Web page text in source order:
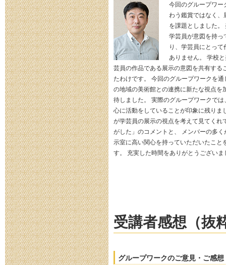
今回のグループワー
わう鑑賞ではなく
を課題としました。
学芸員が意図を持っ
り、学芸員にとっ
ありません。 学校
芸員の作品である展示の意図を共有する
たわけです。 今回のグループワークを
の地域の美術館との連携に新たな視点を
待しました。 実際のグループワークで
心に活動をしていることが印象に残りま
が学芸員の展示の視点を考えて見てくれ
がした」のコメントと、 メンバーの多
示室に高い関心を持っていただいたこと
す。 充実した時間をありがとうございま
受講者感想（抜
グループワークのご意見・ご感想